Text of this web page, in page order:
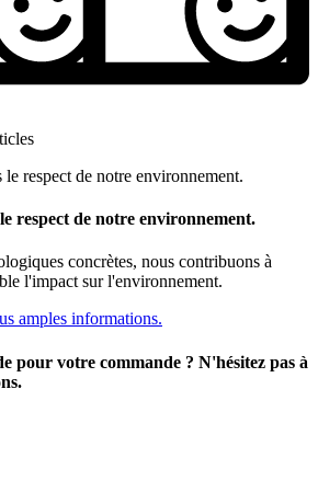
respect de notre environnement.
concrètes, nous contribuons à
l'impact sur l'environnement.
amples informations.
pour votre commande ? N'hésitez pas à